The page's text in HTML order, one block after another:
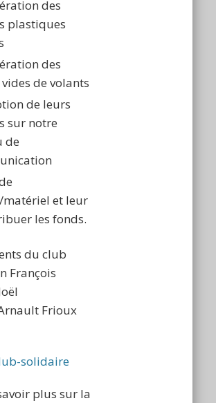
des
plastiques
des
de volants
de leurs
sur notre
de
et leur
les fonds.
du club
François
Frioux
plus sur la